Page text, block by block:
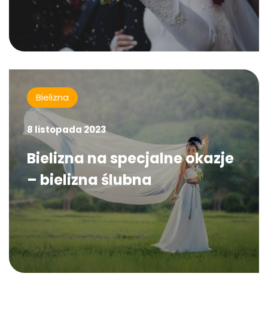
Bielizna
8 listopada 2023
Bielizna na specjalne okazje
– bielizna ślubna